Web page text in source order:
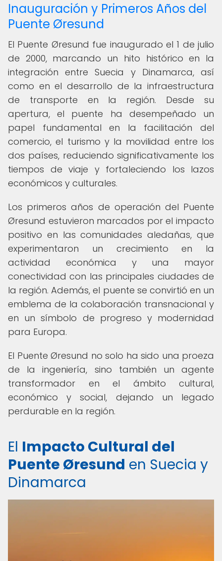
Inauguración y Primeros Años del
Puente Øresund
El Puente Øresund fue inaugurado el 1 de julio
de 2000, marcando un hito histórico en la
integración entre Suecia y Dinamarca, así
como en el desarrollo de la infraestructura
de transporte en la región. Desde su
apertura, el puente ha desempeñado un
papel fundamental en la facilitación del
comercio, el turismo y la movilidad entre los
dos países, reduciendo significativamente los
tiempos de viaje y fortaleciendo los lazos
económicos y culturales.
Los primeros años de operación del Puente
Øresund estuvieron marcados por el impacto
positivo en las comunidades aledañas, que
experimentaron un crecimiento en la
actividad económica y una mayor
conectividad con las principales ciudades de
la región. Además, el puente se convirtió en un
emblema de la colaboración transnacional y
en un símbolo de progreso y modernidad
para Europa.
El Puente Øresund no solo ha sido una proeza
de la ingeniería, sino también un agente
transformador en el ámbito cultural,
económico y social, dejando un legado
perdurable en la región.
El Impacto Cultural del
Puente Øresund en Suecia y
Dinamarca